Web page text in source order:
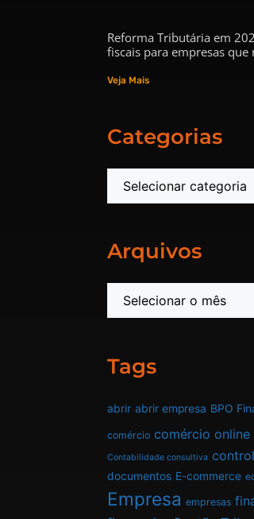
Reforma Tributária em
fiscais para empresas
Veja Mais
Categorias
Arquivos
Tags
abrir abrir empresa BPO
comércio comércio online
Contabilidade consultiva
documentos E-commerce
Empresa empresas